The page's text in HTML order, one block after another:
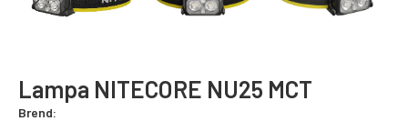
Lampa NITECORE NU25 MCT
Brend: